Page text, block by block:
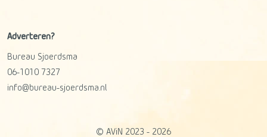
Adverteren?
Bureau Sjoerdsma
06-1010 7327
info@bureau-sjoerdsma.nl
© AViN 2023 - 2026